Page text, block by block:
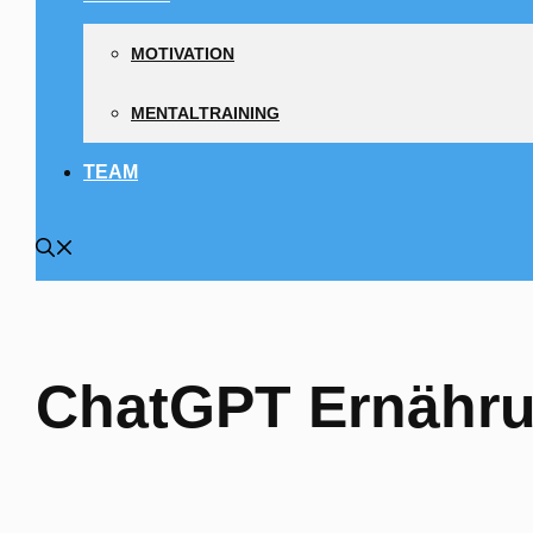
MOTIVATION
MENTALTRAINING
TEAM
ChatGPT